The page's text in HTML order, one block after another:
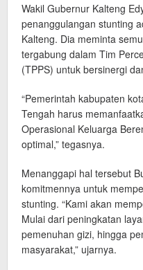
Wakil Gubernur Kalteng
penanggulangan stunting
Kalteng. Dia meminta
tergabung dalam Tim
(TPPS) untuk bersinergi
“Pemerintah kabupaten
Tengah harus
Operasional Keluarga
optimal,” tegasnya.
Menanggapi hal tersebut
komitmennya untuk
stunting. “Kami akan
Mulai dari peningkatan
pemenuhan gizi, hingga
masyarakat,” ujarnya.